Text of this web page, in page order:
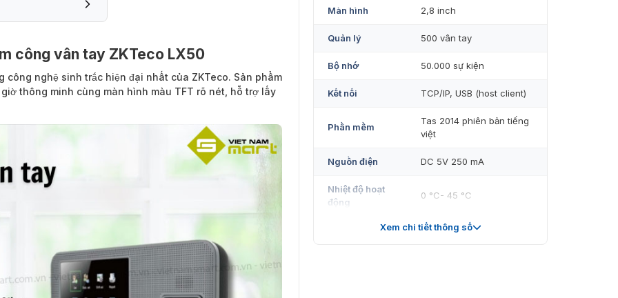
công vân tay ZKTeco LX50
công nghệ sinh trắc hiện đại nhất của ZKTeco. Sản phẩm
thông minh cùng màn hình màu TFT rõ nét, hỗ trợ lấy
Màn hình 2,8 inch
Quản lý 500 vân tay
Bộ nhớ 50.000 sự kiện
Kết nối TCP/IP, USB (host client)
Phần mềm
Tas 2014 phiên bản tiếng
việt
Nguồn điện DC 5V 250 mA
Nhiệt độ hoạt
động
0 °C- 45 °C
180 x 132 x 32 mm
Xem chi tiết thông số